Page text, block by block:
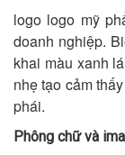
logo logo mỹ
doanh nghiệp.
khai màu xanh
nhẹ tạo cảm
phái.
Phông chữ và